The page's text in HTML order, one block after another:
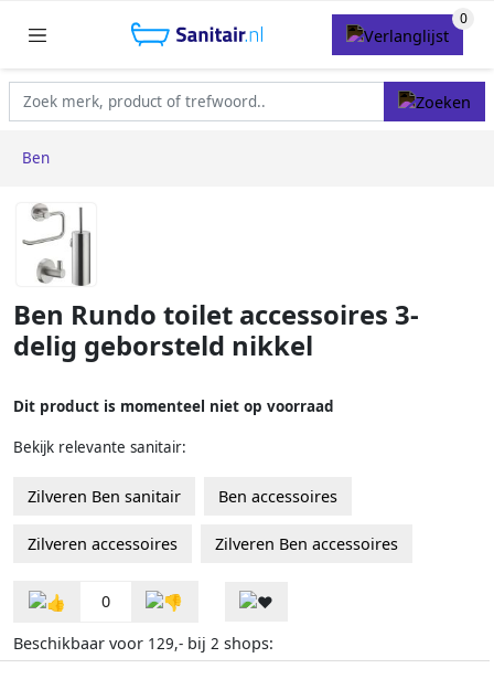
Ben
Ben Rundo toilet accessoires 3-
delig geborsteld nikkel
Dit product is momenteel niet op voorraad
Bekijk relevante sanitair:
Zilveren Ben sanitair Ben accessoires
Zilveren accessoires Zilveren Ben accessoires
0
Beschikbaar voor 129,- bij 2 shops: